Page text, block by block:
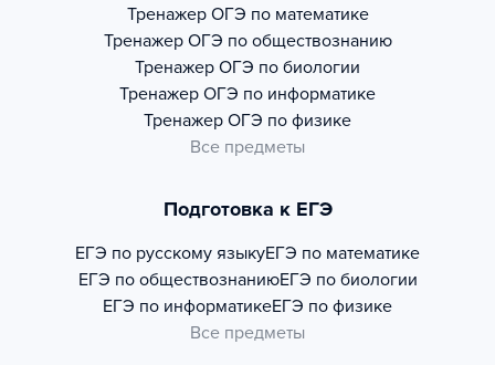
Тренажер ОГЭ по математике
Тренажер ОГЭ по обществознанию
Тренажер ОГЭ по биологии
Тренажер ОГЭ по информатике
Тренажер ОГЭ по физике
Все предметы
Подготовка к ЕГЭ
ЕГЭ по русскому языкуЕГЭ по математике
ЕГЭ по обществознаниюЕГЭ по биологии
ЕГЭ по информатикеЕГЭ по физике
Все предметы